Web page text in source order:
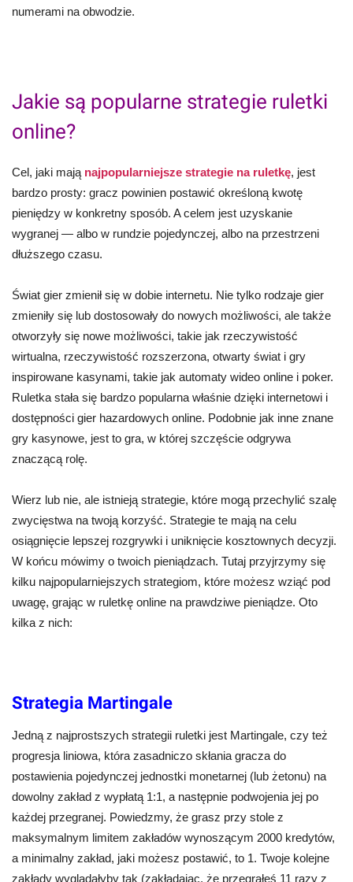
numerami na obwodzie.
Jakie są popularne strategie ruletki
online?
Cel, jaki mają najpopularniejsze strategie na ruletkę, jest
bardzo prosty: gracz powinien postawić określoną kwotę
pieniędzy w konkretny sposób. A celem jest uzyskanie
wygranej — albo w rundzie pojedynczej, albo na przestrzeni
dłuższego czasu.
Świat gier zmienił się w dobie internetu. Nie tylko rodzaje gier
zmieniły się lub dostosowały do nowych możliwości, ale także
otworzyły się nowe możliwości, takie jak rzeczywistość
wirtualna, rzeczywistość rozszerzona, otwarty świat i gry
inspirowane kasynami, takie jak automaty wideo online i poker.
Ruletka stała się bardzo popularna właśnie dzięki internetowi i
dostępności gier hazardowych online. Podobnie jak inne znane
gry kasynowe, jest to gra, w której szczęście odgrywa
znaczącą rolę.
Wierz lub nie, ale istnieją strategie, które mogą przechylić szalę
zwycięstwa na twoją korzyść. Strategie te mają na celu
osiągnięcie lepszej rozgrywki i uniknięcie kosztownych decyzji.
W końcu mówimy o twoich pieniądzach. Tutaj przyjrzymy się
kilku najpopularniejszych strategiom, które możesz wziąć pod
uwagę, grając w ruletkę online na prawdziwe pieniądze. Oto
kilka z nich:
Strategia Martingale
Jedną z najprostszych strategii ruletki jest Martingale, czy też
progresja liniowa, która zasadniczo skłania gracza do
postawienia pojedynczej jednostki monetarnej (lub żetonu) na
dowolny zakład z wypłatą 1:1, a następnie podwojenia jej po
każdej przegranej. Powiedzmy, że grasz przy stole z
maksymalnym limitem zakładów wynoszącym 2000 kredytów,
a minimalny zakład, jaki możesz postawić, to 1. Twoje kolejne
zakłady wyglądałyby tak (zakładając, że przegrałeś 11 razy z